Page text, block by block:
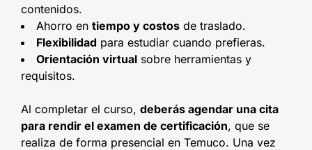
contenidos.
Ahorro en tiempo y costos de traslado.
Flexibilidad para estudiar cuando prefieras.
Orientación virtual sobre herramientas y
requisitos.
Al completar el curso, deberás agendar una cita
para rendir el examen de certificación, que se
realiza de forma presencial en Temuco. Una vez